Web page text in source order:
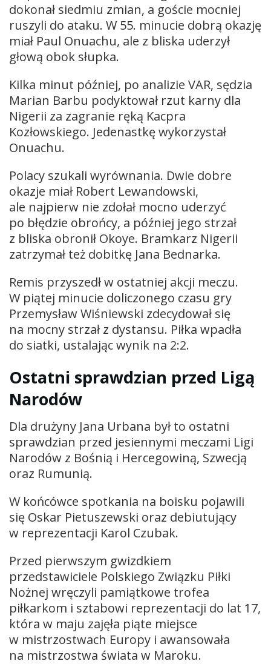
dokonał siedmiu zmian, a goście mocniej
ruszyli do ataku. W 55. minucie dobrą okazję
miał Paul Onuachu, ale z bliska uderzył
głową obok słupka.
Kilka minut później, po analizie VAR, sędzia
Marian Barbu podyktował rzut karny dla
Nigerii za zagranie ręką Kacpra
Kozłowskiego. Jedenastkę wykorzystał
Onuachu.
Polacy szukali wyrównania. Dwie dobre
okazje miał Robert Lewandowski,
ale najpierw nie zdołał mocno uderzyć
po błędzie obrońcy, a później jego strzał
z bliska obronił Okoye. Bramkarz Nigerii
zatrzymał też dobitkę Jana Bednarka.
Remis przyszedł w ostatniej akcji meczu.
W piątej minucie doliczonego czasu gry
Przemysław Wiśniewski zdecydował się
na mocny strzał z dystansu. Piłka wpadła
do siatki, ustalając wynik na 2:2.
Ostatni sprawdzian przed Ligą
Narodów
Dla drużyny Jana Urbana był to ostatni
sprawdzian przed jesiennymi meczami Ligi
Narodów z Bośnią i Hercegowiną, Szwecją
oraz Rumunią.
W końcówce spotkania na boisku pojawili
się Oskar Pietuszewski oraz debiutujący
w reprezentacji Karol Czubak.
Przed pierwszym gwizdkiem
przedstawiciele Polskiego Związku Piłki
Nożnej wręczyli pamiątkowe trofea
piłkarkom i sztabowi reprezentacji do lat 17,
która w maju zajęła piąte miejsce
w mistrzostwach Europy i awansowała
na mistrzostwa świata w Maroku.